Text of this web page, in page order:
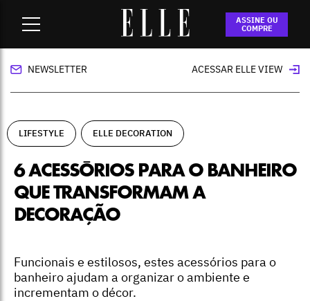
ASSINE OU
COMPRE
6 acessórios para o banheiro que
transformam a decoração
NEWSLETTER ACESSAR ELLE VIEW
LIFESTYLE ELLE DECORATION
6 ACESSÓRIOS PARA O BANHEIRO
QUE TRANSFORMAM A
DECORAÇÃO
Funcionais e estilosos, estes acessórios para o
banheiro ajudam a organizar o ambiente e
incrementam o décor.